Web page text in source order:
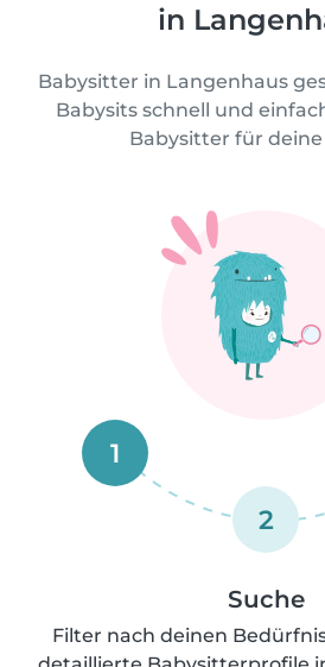
in
Babysitter in Langenhaus
Babysits schnell und
Babysitter für deine
1
2
Suche
Filter nach deinen